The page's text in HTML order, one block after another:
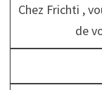
Chez Frichti ,
de